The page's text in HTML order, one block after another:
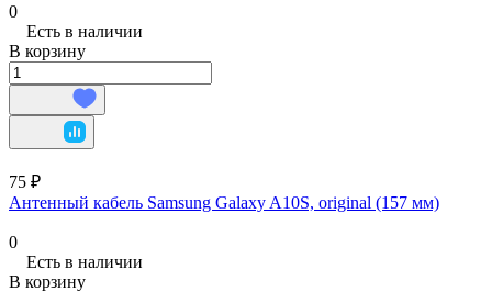
0
Есть в наличии
В корзину
75 ₽
Антенный кабель Samsung Galaxy A10S, original (157 мм)
0
Есть в наличии
В корзину